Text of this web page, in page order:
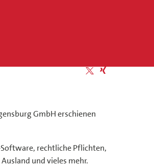
GmbH erschienen
rechtliche Pflichten,
und vieles mehr.